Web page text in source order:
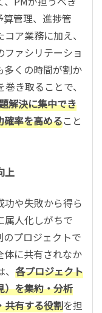
管理、進捗管
ア業務に加え、
ァシリテーショ
多くの時間が割か
き取ることで、
解決に集中でき
確率を高めること
上
功や失敗から得ら
属人化しがちで
プロジェクトで
体に共有されなか
各プロジェクト
）を集約・分析
共有する役割を担